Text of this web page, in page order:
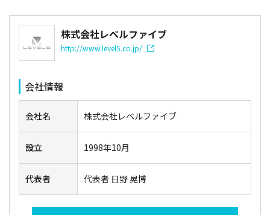
株式会社レベルファイブ
http://www.level5.co.jp/
会社情報
会社名 株式会社レベルファイブ
設立 1998年10月
代表者 代表者 日野 晃博